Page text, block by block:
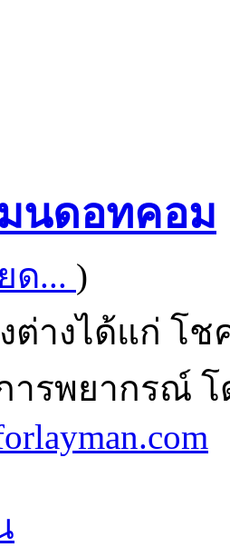
นดอทคอม
ด... )
ต่างได้แก่ โ
ารพยากรณ์